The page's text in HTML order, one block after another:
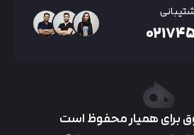
برای همیار محفوظ است